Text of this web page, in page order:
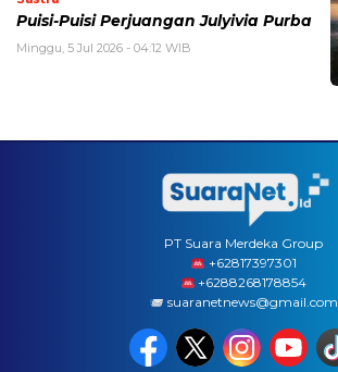
Puisi-Puisi Perjuangan Julyivia Purba
Minggu, 5 Jul 2026 - 04:12 WIB
PT Suara Merdeka Group
‪+62817397301
+6288268178854
suaranetnews@gmail.com